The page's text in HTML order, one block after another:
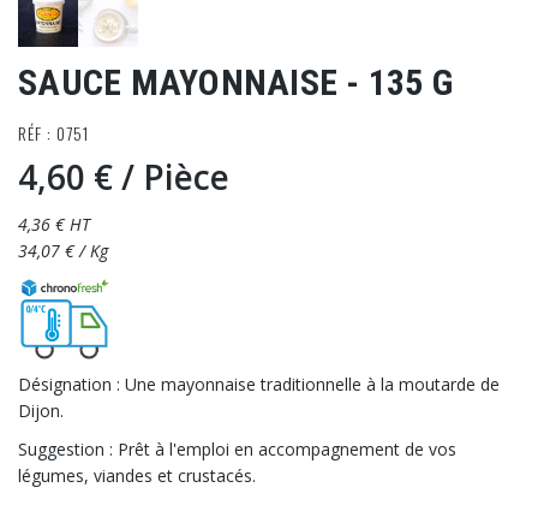
SAUCE MAYONNAISE - 135 G
RÉF : 0751
4,60 €/ Pièce
4,36 € HT
34,07 € / Kg
Désignation : Une mayonnaise traditionnelle à la moutarde de
Dijon.
Suggestion : Prêt à l'emploi en accompagnement de vos
légumes, viandes et crustacés.